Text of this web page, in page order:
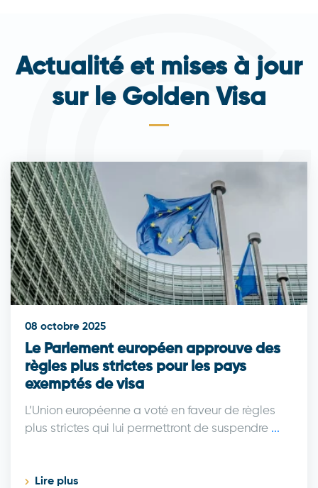
Actualité et mises à jour
sur le Golden Visa
08 octobre 2025
Le Parlement européen approuve des
règles plus strictes pour les pays
exemptés de visa
L’Union européenne a voté en faveur de règles
plus strictes qui lui permettront de suspendre ...
Lire plus